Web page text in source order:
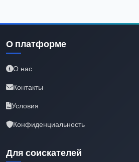
О платформе
О нас
Контакты
Условия
Конфиденциальность
Для соискателей